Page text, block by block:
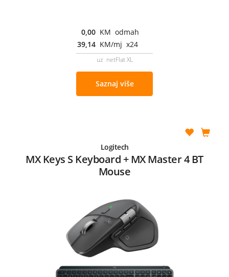
0,00 KM odmah
39,14 KM/mj x24
uz netFlat XL
Saznaj više
Logitech
MX Keys S Keyboard + MX Master 4 BT
Mouse